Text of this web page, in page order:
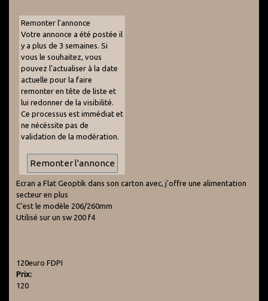
Remonter l'annonce
Votre annonce a été postée il
y a plus de 3 semaines. Si
vous le souhaitez, vous
pouvez l'actualiser à la date
actuelle pour la faire
remonter en tête de liste et
lui redonner de la visibilité.
Ce processus est immédiat et
ne nécéssite pas de
validation de la modération.
Ecran a Flat Geoptik dans son carton avec, j'offre une alimentation
secteur en plus
C'est le modèle 206/260mm
Utilisé sur un sw 200 f4
120euro FDPI
Prix:
120